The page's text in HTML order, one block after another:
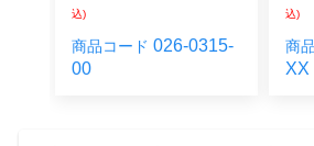
込)
商品コード 026-0315-
00
込)
商
XX